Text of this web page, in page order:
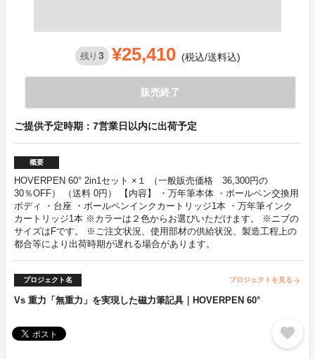
残り 3 ¥25,410 (税込/送料込)
販売終了
ご提供予定時期：7営業日以内に出荷予定
概要
HOVERPEN 60° 2in1セット ×１ （一般販売価格 36,300円の
30％OFF） （送料 0円） 【内容】 ・万年筆本体 ・ボールペン交換用
ボディ ・台座 ・ボールペンインクカートリッジ1本 ・万年筆インク
カートリッジ1本 ※カラーは２色からお選びいただけます。 ※ニブの
サイズはFです。 ※ご注文状況、使用部材の供給状況、製造工程上の
都合等により出荷時期が遅れる場合があります。
プロジェクト名 プロジェクトを見る arrow_forward
Vs 重力「無重力」を実現した磁力筆記具｜HOVERPEN 60°
favorite